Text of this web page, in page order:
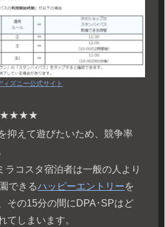
ィズニー公式サイト
抑えて遊びたいため、競争率
ラコスタ宿泊者は一般の人より
できるハッピーエントリーを
その15分の間にDPA･SPはど
てしまいます。